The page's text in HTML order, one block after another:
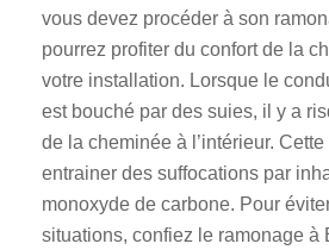
vous devez procéder à son
pourrez profiter du confort de la
votre installation. Lorsque le
est bouché par des suies, il y a
de la cheminée à l’intérieur.
entrainer des suffocations par
monoxyde de carbone. Pour
situations, confiez le ramonage à